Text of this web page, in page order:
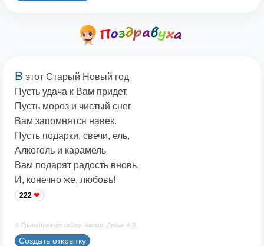
В этот Старый Новый год
Пусть удача к Вам придет,
Пусть мороз и чистый снег
Вам запомнятся навек.
Пусть подарки, свечи, ель,
Алкоголь и карамель
Вам подарят радость вновь,
И, конечно же, любовь!
222
© Принадлежит сайту. Автор: Дядык А.В.
Создать открытку